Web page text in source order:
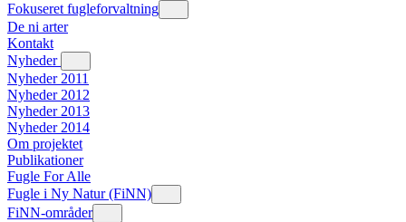
Fokuseret fugleforvaltning
De ni arter
Kontakt
Nyheder
Nyheder 2011
Nyheder 2012
Nyheder 2013
Nyheder 2014
Om projektet
Publikationer
Fugle For Alle
Fugle i Ny Natur (FiNN)
FiNN-områder